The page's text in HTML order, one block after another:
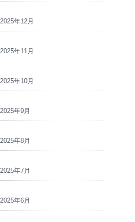
2025年12月
2025年11月
2025年10月
2025年9月
2025年8月
2025年7月
2025年6月